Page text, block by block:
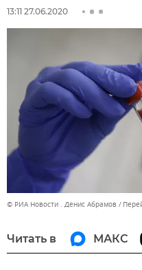
13:11 27.06.2020
© РИА Новости . Денис Абрамов
Читать в МАКС